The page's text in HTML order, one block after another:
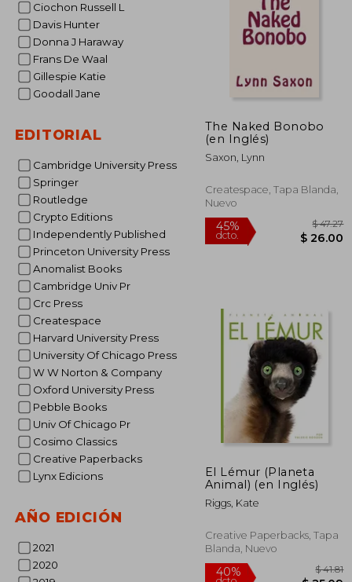
Ciochon Russell L
Davis Hunter
Donna J Haraway
Frans De Waal
Gillespie Katie
Goodall Jane
EDITORIAL
Cambridge University Press
Springer
Routledge
Crypto Editions
Independently Published
Princeton University Press
Anomalist Books
Cambridge Univ Pr
Crc Press
Createspace
Harvard University Press
University Of Chicago Press
W W Norton & Company
Oxford University Press
Pebble Books
Univ Of Chicago Pr
Cosimo Classics
Creative Paperbacks
Lynx Edicions
AÑO EDICIÓN
2021
2020
The Naked Bonobo
(en Inglés)
Saxon, Lynn
Createspace, Tapa Blanda,
Nuevo
45%
dcto.
El Lémur (Planeta
Animal) (en Inglés)
Riggs, Kate
Creative Paperbacks, Tapa
Blanda, Nuevo